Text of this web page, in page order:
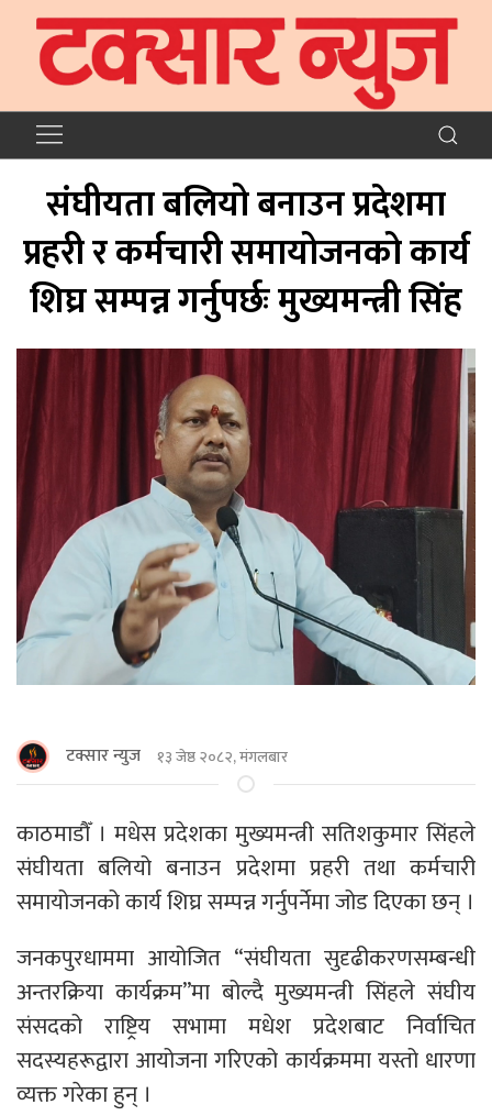
संघीयता बलियो बनाउन प्रदेशमा
प्रहरी र कर्मचारी समायोजनको कार्य
शिघ्र सम्पन्न गर्नुपर्छः मुख्यमन्त्री सिंह
टक्सार न्युज १३ जेष्ठ २०८२, मंगलबार
काठमाडाैँ । मधेस प्रदेशका मुख्यमन्त्री सतिशकुमार सिंहले
संघीयता बलियो बनाउन प्रदेशमा प्रहरी तथा कर्मचारी
समायोजनको कार्य शिघ्र सम्पन्न गर्नुपर्नेमा जोड दिएका छन् ।
जनकपुरधाममा आयोजित “संघीयता सुदृढीकरणसम्बन्धी
अन्तरक्रिया कार्यक्रम”मा बोल्दै मुख्यमन्त्री सिंहले संघीय
संसदको राष्ट्रिय सभामा मधेश प्रदेशबाट निर्वाचित
सदस्यहरूद्वारा आयोजना गरिएको कार्यक्रममा यस्तो धारणा
व्यक्त गरेका हुन् ।